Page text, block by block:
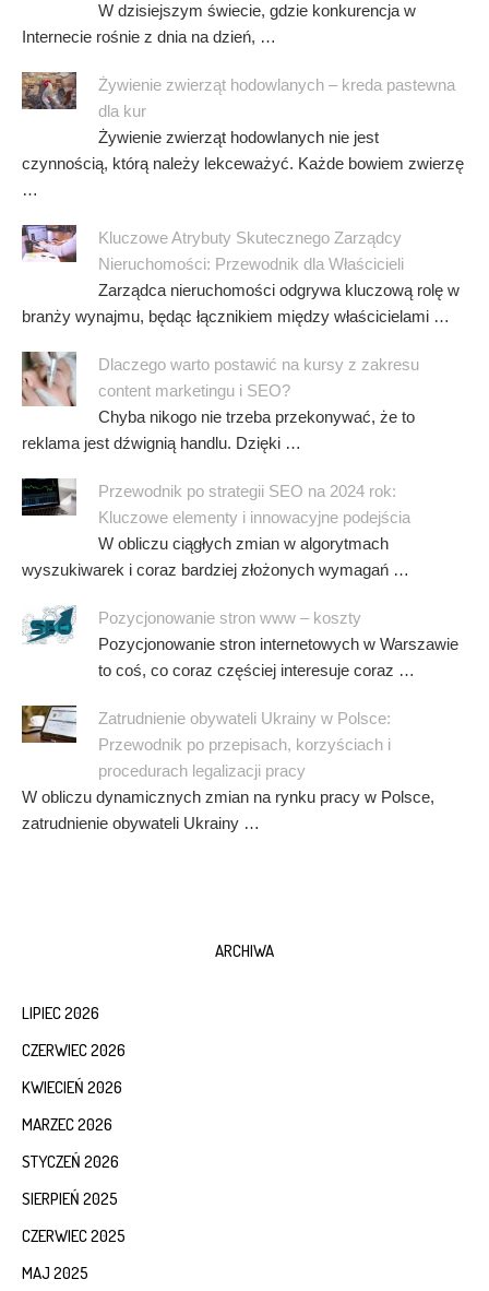
W dzisiejszym świecie, gdzie konkurencja w
Internecie rośnie z dnia na dzień, …
Żywienie zwierząt hodowlanych – kreda pastewna
dla kur
Żywienie zwierząt hodowlanych nie jest
czynnością, którą należy lekceważyć. Każde bowiem zwierzę
…
Kluczowe Atrybuty Skutecznego Zarządcy
Nieruchomości: Przewodnik dla Właścicieli
Zarządca nieruchomości odgrywa kluczową rolę w
branży wynajmu, będąc łącznikiem między właścicielami …
Dlaczego warto postawić na kursy z zakresu
content marketingu i SEO?
Chyba nikogo nie trzeba przekonywać, że to
reklama jest dźwignią handlu. Dzięki …
Przewodnik po strategii SEO na 2024 rok:
Kluczowe elementy i innowacyjne podejścia
W obliczu ciągłych zmian w algorytmach
wyszukiwarek i coraz bardziej złożonych wymagań …
Pozycjonowanie stron www – koszty
Pozycjonowanie stron internetowych w Warszawie
to coś, co coraz częściej interesuje coraz …
Zatrudnienie obywateli Ukrainy w Polsce:
Przewodnik po przepisach, korzyściach i
procedurach legalizacji pracy
W obliczu dynamicznych zmian na rynku pracy w Polsce,
zatrudnienie obywateli Ukrainy …
ARCHIWA
LIPIEC 2026
CZERWIEC 2026
KWIECIEŃ 2026
MARZEC 2026
STYCZEŃ 2026
SIERPIEŃ 2025
CZERWIEC 2025
MAJ 2025